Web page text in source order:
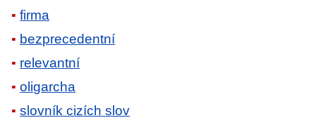
firma
bezprecedentní
relevantní
oligarcha
slovník cizích slov